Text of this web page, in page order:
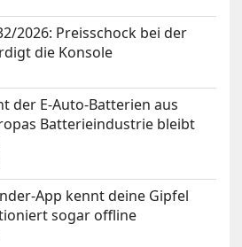
2026: Preisschock bei der
die Konsole
der E-Auto-Batterien aus
Batterieindustrie bleibt
App kennt deine Gipfel
sogar offline